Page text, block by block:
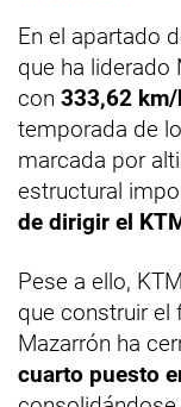
En el apartado
que ha liderado
con 333,62 km/
temporada de
marcada por
estructural
de dirigir el
Pese a ello,
que construir el
Mazarrón ha
cuarto puesto